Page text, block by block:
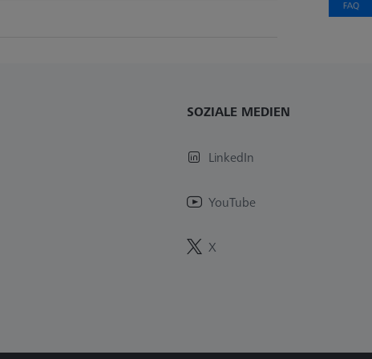
SOZIALE MEDIEN
LinkedIn
YouTube
X